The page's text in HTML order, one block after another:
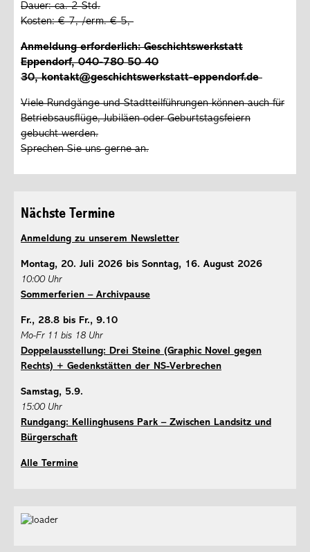
Dauer: ca. 2 Std.
Kosten: € 7,-/erm. € 5,-
Anmeldung erforderlich: Geschichtswerkstatt
Eppendorf, 040-780 50 40
30, kontakt@geschichtswerkstatt-eppendorf.de
Viele Rundgänge und Stadtteilführungen können auch für
Betriebsausflüge, Jubiläen oder Geburtstagsfeiern
gebucht werden.
Sprechen Sie uns gerne an.
Nächste Termine
Anmeldung zu unserem Newsletter
Montag, 20. Juli 2026 bis Sonntag, 16. August 2026
10:00 Uhr
Sommerferien – Archivpause
Fr., 28.8 bis Fr., 9.10
Mo-Fr 11 bis 18 Uhr
Doppelausstellung: Drei Steine (Graphic Novel gegen
Rechts) + Gedenkstätten der NS-Verbrechen
Samstag, 5.9.
15:00 Uhr
Rundgang: Kellinghusens Park – Zwischen Landsitz und
Bürgerschaft
Alle Termine